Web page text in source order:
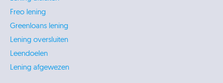
Freo lening
Greenloans lening
Lening oversluiten
Leendoelen
Lening afgewezen